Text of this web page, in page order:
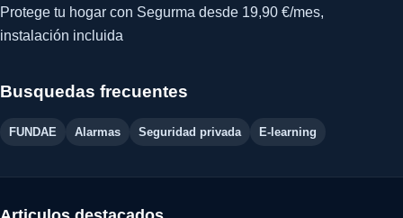
Protege tu hogar con Segurma desde 19,90 €/mes,
instalación incluida
Busquedas frecuentes
FUNDAE Alarmas Seguridad privada E-learning